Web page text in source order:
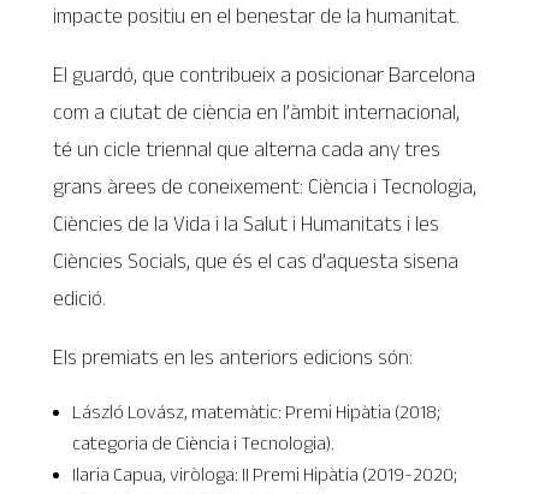
impacte positiu en el benestar de la humanitat.
El guardó, que contribueix a posicionar Barcelona
com a ciutat de ciència en l’àmbit internacional,
té un cicle triennal que alterna cada any tres
grans àrees de coneixement: Ciència i Tecnologia,
Ciències de la Vida i la Salut i Humanitats i les
Ciències Socials, que és el cas d’aquesta sisena
edició.
Els premiats en les anteriors edicions són:
László Lovász, matemàtic: Premi Hipàtia (2018;
categoria de Ciència i Tecnologia).
Ilaria Capua, viròloga: II Premi Hipàtia (2019-2020;